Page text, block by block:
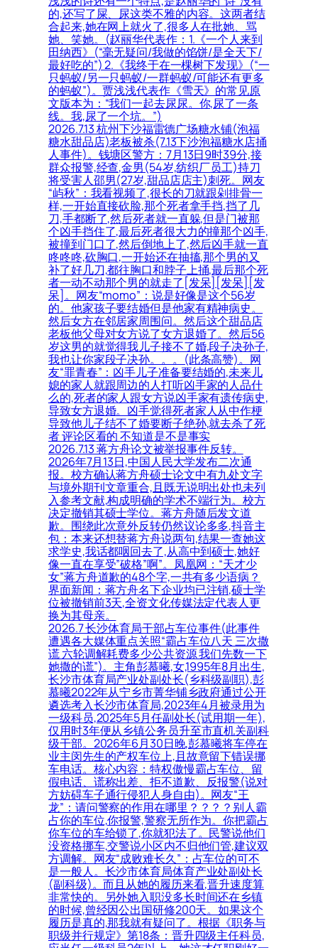
的,还写了屎、尿这类不雅的内容。这两者结
合起来,她在网上就火了,很多人在批她、骂
她、笑她。(赵丽华代表作：1.《一个人来到
田纳西》(“毫无疑问/我做的馅饼/是全天下/
最好吃的”) 2.《我终于在一棵树下发现》(“一
只蚂蚁/另一只蚂蚁/一群蚂蚁/可能还有更多
的蚂蚁”)。贾浅浅代表作《雪天》的常见原
文版本为：“我们一起去尿尿。你,尿了一条
线。我,尿了一个坑。”)
2026.7.13 杭州下沙福雷德广场糖水铺(泡福
糖水甜品店)老板被杀(7.13下沙泡福糖水店捅
人事件)。钱塘区警方：7月13日9时39分,接
群众报警,经查,金男(54岁,纺织厂员工)持刀
将受害人邵男(27岁,甜品店店主)刺死。网友
“屿秋”：我看视频了,很长的刀就跟剁排骨一
样,一开始直接砍脸,那个死者拿手挡,挡了几
刀,手都断了,然后死者就一直躲,但是门被那
个凶手挡住了,最后死者很大力的撞那个凶手,
被撞到门口了,然后倒地上了,然后凶手就一直
咚咚咚,砍胸口,一开始还在抽搐,那个男的又
补了好几刀,都往胸口和脖子上捅,最后那个死
者一动不动那个男的就走了[发呆][发呆][发
呆]。网友“momo”：说是好像是这个56岁
的。他家孩子要结婚但是他家有精神病史。
然后女方在邻居家周围问。然后这个甜品店
老板他父母对女方说了女方退婚了。然后56
岁这男的就觉得我儿子接不了婚,段子决孙子,
我也让你家段子决孙。。。(此条高赞)。网
友“罪青春”：凶手儿子准备要结婚的,未来儿
媳的家人就跟周边的人打听凶手家的人品什
么的,死者的家人跟女方说凶手家有遗传病史,
导致女方退婚。凶手觉得死者家人从中作梗
导致他儿子结不了婚要断子绝孙,就去杀了死
者 评论区看的 不知道是不是事实
2026.7.13 蒋方舟论文被举报事件反转。
2026年7月13日,中国人民大学发布二次通
报。校方确认蒋方舟硕士论文中有九处文字
与境外期刊文章重合,且既无说明出处也未列
入参考文献,构成明确的学术不端行为。校方
决定撤销其硕士学位。蒋方舟随后发文道
歉。围绕此次意外反转仍然议论多多,抖音主
包：本来还想替蒋方舟说两句,结果一查她这
求学史,我话都咽回去了,从高中到硕士,她好
像一直在享受”破格”啊”。凤凰网：“天才少
女”蒋方舟道歉的48个字,一共有多少语病？
界面新闻：蒋方舟名下企业均已注销,硕士学
位被撤销前3天,全资文化传媒法定代表人更
换为其母亲。
2026.7 长沙体育局干部占车位事件(此事件
遭遇各大媒体重点关照“霸占车位八天 三次撒
谎 六轮调解耗费多少公共资源 我们先数一下
她撒的谎”)。主角彭慕曦,女,1995年8月出生,
长沙市体育局产业处副处长(乡科级副职),彭
慕曦2022年从宁乡市菁华铺乡政府通过公开
遴选考入长沙市体育局,2023年4月被录用为
一级科员,2025年5月任副处长(试用期一年),
仅用时3年便从乡镇公务员升至市直机关副科
级干部。2026年6月30日晚,彭慕曦将车停在
业主闵先生的产权车位上,且故意留下错误挪
车电话。核心内容：特权傲慢霸占车位、留
假电话、谎称出差、拒不道歉、反报警(说对
方妨碍车子通行侵犯人身自由)。网友“王
龙”：请问警察的作用在哪里？？？？别人霸
占你的车位,你报警,警察无所作为。你把霸占
你车位的车给锁了,你就犯法了。民警说他们
没资格挪车,交警说小区内不归他们管,建议双
方调解。网友“成败难长久”：占车位的可不
是一般人。长沙市体育局体育产业处副处长
(副科级)。而且从她的履历来看,晋升速度算
非常快的。另外她入职没多长时间还在乡镇
的时候,曾经因公出国研修200天。如果这个
履历是真的,那我就有疑问了。根据《职务与
职级并行规定》第18条：晋升四级主任科员,